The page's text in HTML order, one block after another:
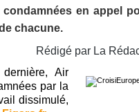
en appel
chacune.
Rédigé par La
Air
par la
dissimulé,